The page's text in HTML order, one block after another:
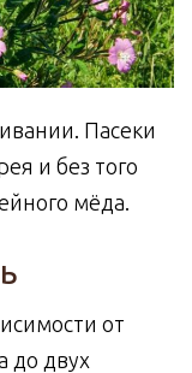
Пасеки
и без того
мёда.
от
до двух